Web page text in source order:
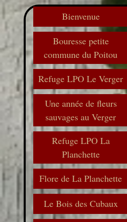
Bienvenue
Bouresse petite
commune du Poitou
Refuge LPO Le Verger
Une année de fleurs
sauvages au Verger
Refuge LPO La
Planchette
Flore de La Planchette
Le Bois des Cubaux